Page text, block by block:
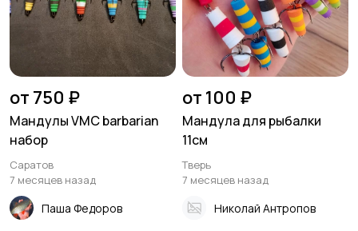
от 750 ₽
Мандулы VMC barbarian
набор
Саратов
7 месяцев назад
Паша Федоров
от 100 ₽
Мандула для рыбалки
11см
Тверь
7 месяцев назад
Николай Антропов